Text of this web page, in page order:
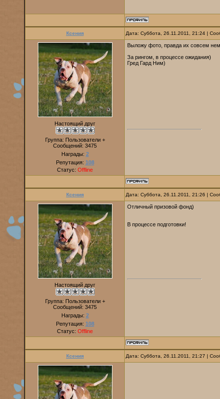
Ксения Дата: Суббота, 26.11.2011, 21:24 |
Настоящий друг
Группа: Пользователи +
Сообщений: 3475
Награды: 2
Репутация: 108
Статус: Offline
Выложу фото, правда их совсем
За рингом, в процессе ожидания)
Гред Гард Ним)
Ксения Дата: Суббота, 26.11.2011, 21:26 |
Настоящий друг
Группа: Пользователи +
Сообщений: 3475
Награды: 2
Репутация: 108
Статус: Offline
Отличный призовой фонд)
В процессе подготовки!
Ксения Дата: Суббота, 26.11.2011, 21:27 |